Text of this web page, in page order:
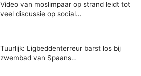
Video van moslimpaar op strand leidt tot
veel discussie op social…
Tuurlijk: Ligbeddenterreur barst los bij
zwembad van Spaans…